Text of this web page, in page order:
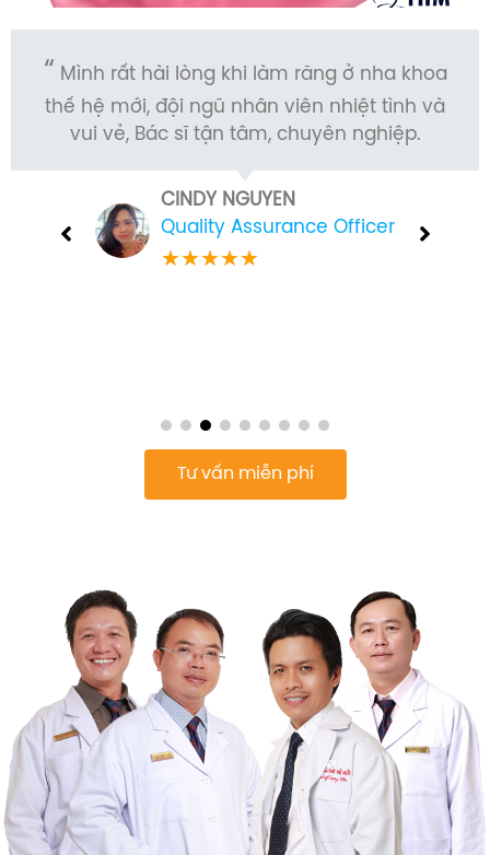
rất hài lòng khi làm răng ở nha khoa
hệ mới, đội ngũ nhân viên nhiệt tình và
vẻ, Bác sĩ tận tâm, chuyên nghiệp.
CINDY NGUYEN
Quality Assurance Officer
★★★ ★★
Mới,
Tư vấn miễn phí